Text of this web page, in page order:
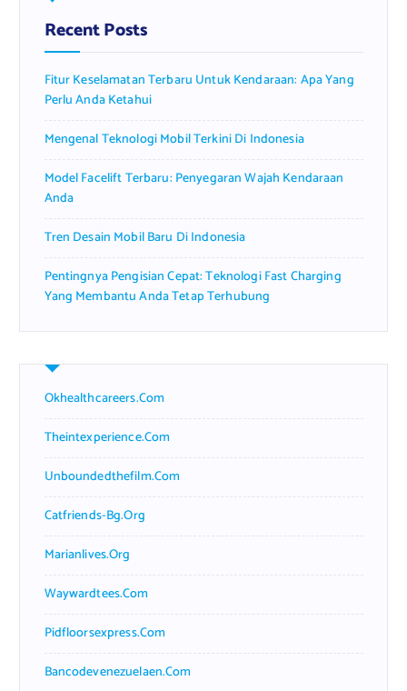
f
o
:
Recent Posts
Fitur Keselamatan Terbaru Untuk Kendaraan: Apa Yang
Perlu Anda Ketahui
Mengenal Teknologi Mobil Terkini Di Indonesia
Model Facelift Terbaru: Penyegaran Wajah Kendaraan
Anda
Tren Desain Mobil Baru Di Indonesia
Pentingnya Pengisian Cepat: Teknologi Fast Charging
Yang Membantu Anda Tetap Terhubung
Okhealthcareers.com
Theintexperience.com
Unboundedthefilm.com
Catfriends-Bg.org
Marianlives.org
Waywardtees.com
Pidfloorsexpress.com
Bancodevenezuelaen.com